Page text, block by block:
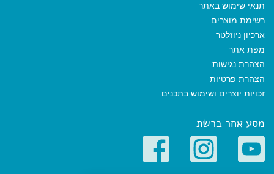
תנאי שימוש באתר
רשימת מוצרים
ארכיון ניוזלטר
מפת אתר
הצהרת נגישות
הצהרת פרטיות
זכויות יוצרים ושימוש בתכנים
מסע אחר ברשת